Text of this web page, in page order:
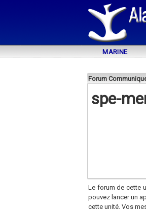
MARINE
Forum
spe-
Le forum de cette
pouvez lancer un
cette unité. Vos